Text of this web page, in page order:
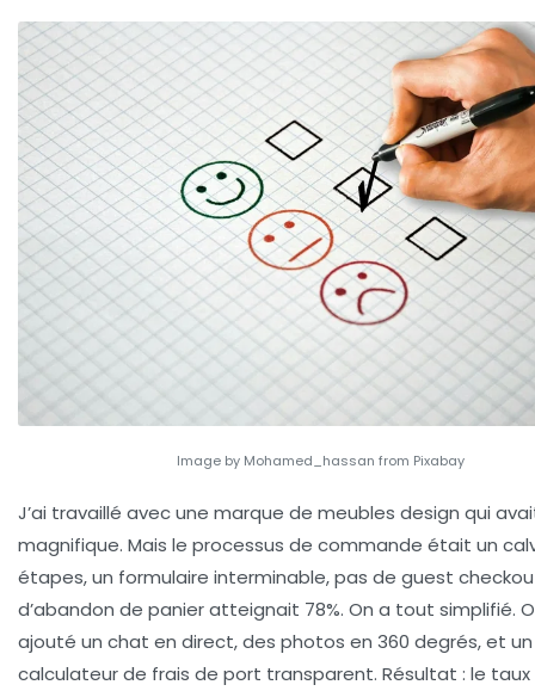
Image by Mohamed_hassan from Pixabay
J’ai travaillé avec une marque de meubles design qui
magnifique. Mais le processus de commande était un
étapes, un formulaire interminable, pas de guest
d’abandon de panier atteignait 78%. On a tout simplifié.
ajouté un chat en direct, des photos en 360 degrés, et un
calculateur de frais de port transparent. Résultat : le